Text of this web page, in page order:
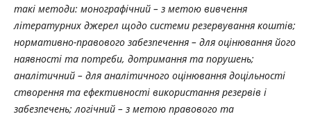
такі методи: монографічний – з метою вивчення
літературних джерел щодо системи резервування коштів;
нормативно-правового забезпечення – для оцінювання його
наявності та потреби, дотримання та порушень;
аналітичний – для аналітичного оцінювання доцільності
створення та ефективності використання резервів і
забезпечень; логічний – з метою правового та